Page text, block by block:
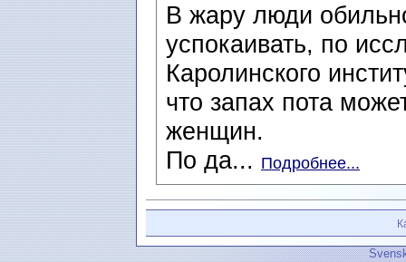
В жару люди
успокаивать, по
Каролинского
что запах пота
женщин.
По да... Подробнее...